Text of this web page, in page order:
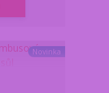
Novinka